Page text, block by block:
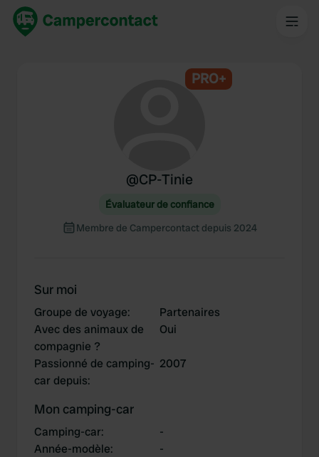
PRO+
@CP-Tinie
Évaluateur de confiance
Membre de Campercontact depuis 2024
Sur moi
Groupe de voyage:
Partenaires
Avec des animaux de
compagnie ?
Oui
Passionné de camping-
car depuis:
2007
Mon camping-car
Camping-car:
-
Année-modèle:
-